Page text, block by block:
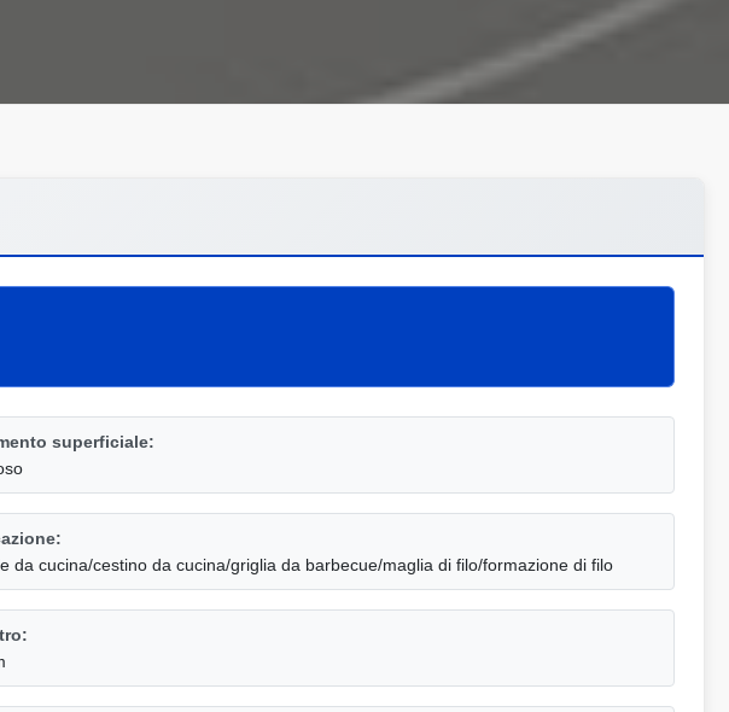
superficiale:
da cucina/cestino da cucina/griglia da barbecue/maglia di filo/formazione di filo